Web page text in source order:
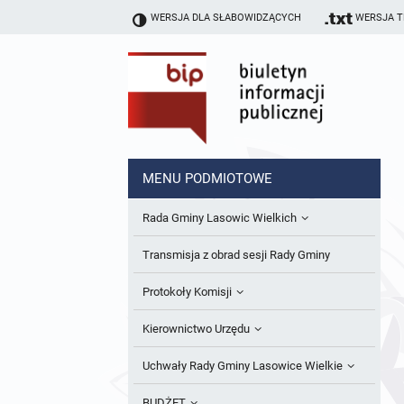
WERSJA DLA SŁABOWIDZĄCYCH WERSJA
MENU PODMIOTOWE
Rada Gminy Lasowic Wielkich
Sesje Rady Gminy
Skład Rady Gminy
Interpelacje i Zapytania Radnych
Komisje Rady Gminy i informacja o
Transmisja z obrad sesji Rady Gminy
Protokoły Komisji
Komisja Budżetu i Finansów
Komisja Oświatowa
Kierownictwo Urzędu
Wójt
Uchwały Rady Gminy Lasowice Wielkie